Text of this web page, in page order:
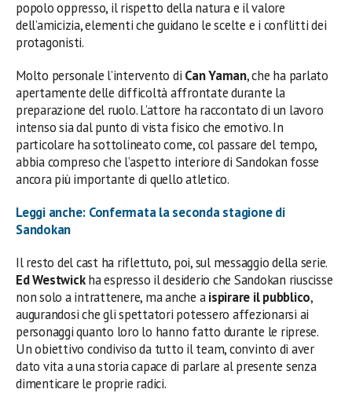
popolo oppresso, il rispetto della natura e il valore
dell’amicizia, elementi che guidano le scelte e i conflitti dei
protagonisti.
Molto personale l’intervento di Can Yaman, che ha parlato
apertamente delle difficoltà affrontate durante la
preparazione del ruolo. L’attore ha raccontato di un lavoro
intenso sia dal punto di vista fisico che emotivo. In
particolare ha sottolineato come, col passare del tempo,
abbia compreso che l’aspetto interiore di Sandokan fosse
ancora più importante di quello atletico.
Leggi anche: Confermata la seconda stagione di
Sandokan
Il resto del cast ha riflettuto, poi, sul messaggio della serie.
Ed Westwickha espresso il desiderio che Sandokan riuscisse
non solo a intrattenere, ma anche aispirare il pubblico,
augurandosi che gli spettatori potessero affezionarsi ai
personaggi quanto loro lo hanno fatto durante le riprese.
Un obiettivo condiviso da tutto il team, convinto di aver
dato vita a una storia capace di parlare al presente senza
dimenticare le proprie radici.